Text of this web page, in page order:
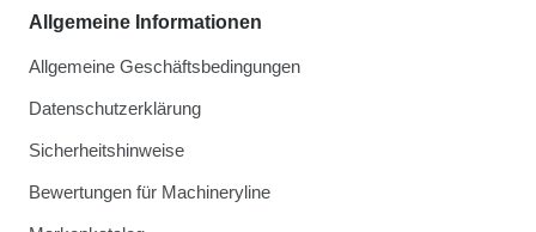
Allgemeine Informationen
Allgemeine Geschäftsbedingungen
Datenschutzerklärung
Sicherheitshinweise
Bewertungen für Machineryline